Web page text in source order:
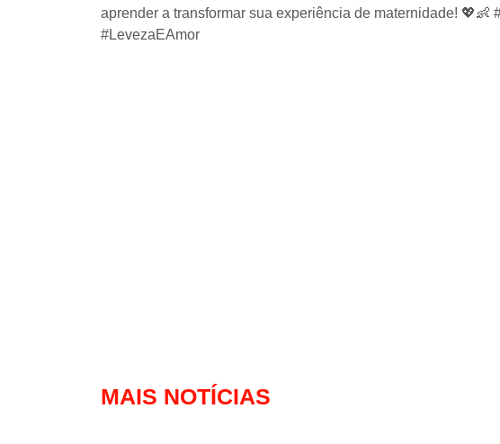
aprender a transformar sua experiência de maternidade! 💖👶
#LevezaEAmor
MAIS NOTÍCIAS